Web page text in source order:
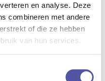
en analyse. Deze
combineren met andere
of die ze hebben
van hun services.